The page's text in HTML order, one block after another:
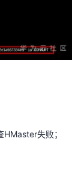
HMaster失败；